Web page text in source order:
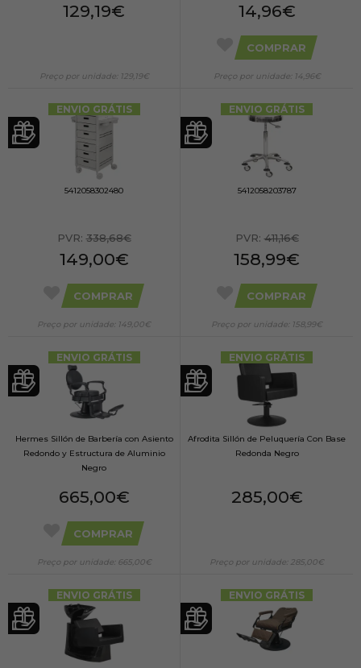
129,19€
Preço por unidade: 129,19€
14,96€
COMPRAR
Preço por unidade: 14,96€
ENVIO GRÁTIS
5412058302480
PVR:338,68€
149,00€
COMPRAR
Preço por unidade: 149,00€
ENVIO GRÁTIS
5412058203787
PVR:411,16€
158,99€
COMPRAR
Preço por unidade: 158,99€
ENVIO GRÁTIS
Hermes Sillón de Barbería con Asiento
Redondo y Estructura de Aluminio
Negro
665,00€
COMPRAR
Preço por unidade: 665,00€
ENVIO GRÁTIS
Afrodita Sillón de Peluquería Con Base
Redonda Negro
285,00€
Preço por unidade: 285,00€
ENVIO GRÁTIS ENVIO GRÁTIS